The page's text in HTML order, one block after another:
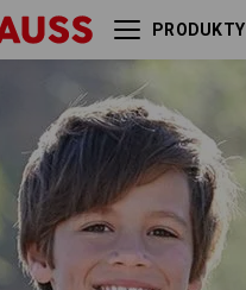
PRODUKTY
Polo-Tričko cotton